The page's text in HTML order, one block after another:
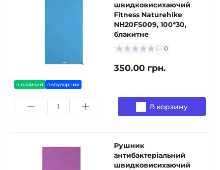
в наличии популярний
швидковисихаючий
Fitness Naturehike
NH20FS009, 100*30,
блакитне
0
350.00 грн.
В корзину
Рушник
антибактеріальний
швидковисихаючий